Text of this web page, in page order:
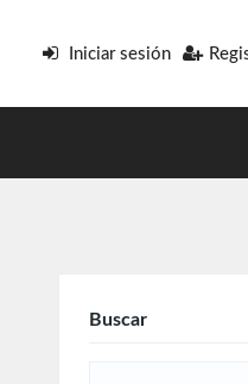
Iniciar sesión
Buscar